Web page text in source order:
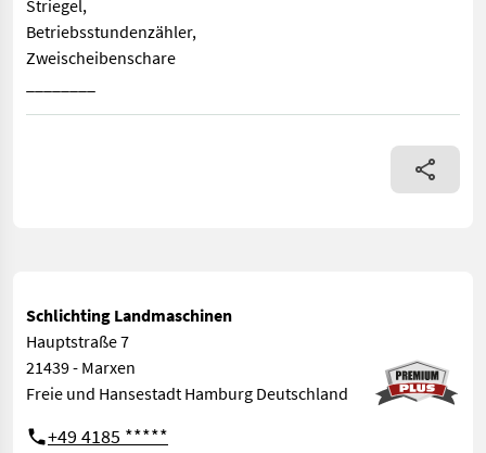
Striegel,
Betriebsstundenzähler,
Zweischeibenschare
Bordcomputer / Monitor, Beladestufe, Exaktstriegel,
Schlichting Landmaschinen
Hauptstraße 7
21439 - Marxen
Freie und Hansestadt Hamburg Deutschland
+49 4185 *****